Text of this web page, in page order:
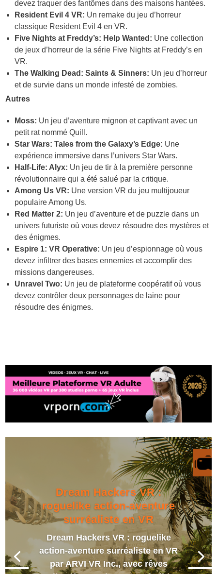
devez traquer des fantômes dans des maisons hantées.
Resident Evil 4 VR: Un remake du jeu d’horreur
classique Resident Evil 4 en VR.
Five Nights at Freddy’s: Help Wanted: Une collection
de jeux d’horreur de la série Five Nights at Freddy’s en
VR.
The Walking Dead: Saints & Sinners: Un jeu d’horreur
et de survie dans un monde infesté de zombies.
Autres
Moss: Un jeu d’aventure mignon et captivant avec un
petit rat nommé Quill.
Star Wars: Tales from the Galaxy’s Edge: Une
expérience immersive dans l’univers Star Wars.
Half-Life: Alyx: Un jeu de tir à la première personne
révolutionnaire qui a été salué par la critique.
Among Us VR: Une version VR du jeu multijoueur
populaire Among Us.
Red Matter 2: Un jeu d’aventure et de puzzle dans un
univers futuriste où vous devez résoudre des mystères et
des énigmes.
Espire 1: VR Operative: Un jeu d’espionnage où vous
devez infiltrer des bases ennemies et accomplir des
missions dangereuses.
Unravel Two: Un jeu de plateforme coopératif où vous
devez contrôler deux personnages de laine pour
résoudre des énigmes.
Dream Hackers VR :
roguelike action-aventure
surréaliste en VR
Dream Hackers VR : roguelike
action-aventure surréaliste en VR
par ARVI VR Inc., avec rêves